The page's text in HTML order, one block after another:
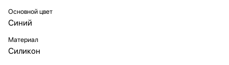
Основной цвет
Синий
Материал
Силикон